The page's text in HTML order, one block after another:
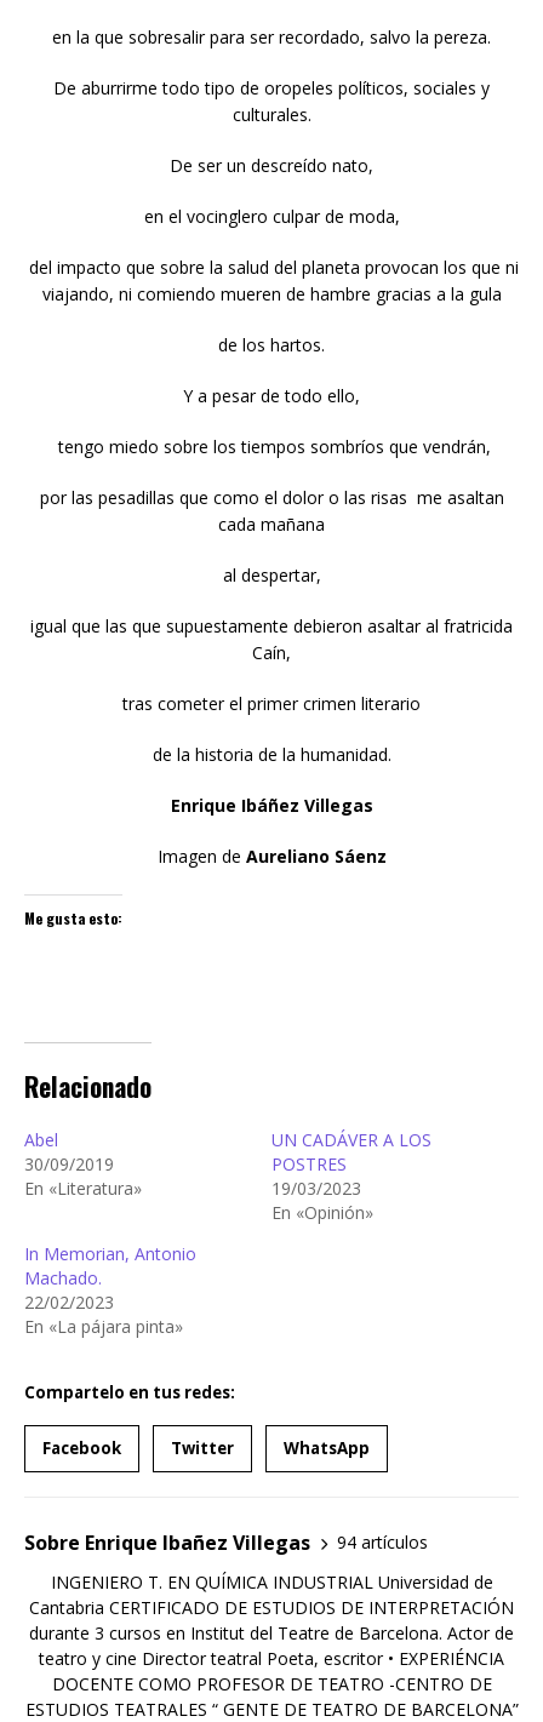
en la que sobresalir para ser recordado, salvo la pereza.
De aburrirme todo tipo de oropeles políticos, sociales y
culturales.
De ser un descreído nato,
en el vocinglero culpar de moda,
del impacto que sobre la salud del planeta provocan los que ni
viajando, ni comiendo mueren de hambre gracias a la gula
de los hartos.
Y a pesar de todo ello,
tengo miedo sobre los tiempos sombríos que vendrán,
por las pesadillas que como el dolor o las risas me asaltan
cada mañana
al despertar,
igual que las que supuestamente debieron asaltar al fratricida
Caín,
tras cometer el primer crimen literario
de la historia de la humanidad.
Enrique Ibáñez Villegas
Imagen de Aureliano Sáenz
Me gusta esto:
Relacionado
Abel
30/09/2019
En «Literatura»
UN CADÁVER A LOS
POSTRES
19/03/2023
En «Opinión»
In Memorian, Antonio
Machado.
22/02/2023
En «La pájara pinta»
Compartelo en tus redes:
Facebook Twitter WhatsApp
Sobre Enrique Ibañez Villegas
94 artículos
INGENIERO T. EN QUÍMICA INDUSTRIAL Universidad de
Cantabria CERTIFICADO DE ESTUDIOS DE INTERPRETACIÓN
durante 3 cursos en Institut del Teatre de Barcelona. Actor de
teatro y cine Director teatral Poeta, escritor • EXPERIÉNCIA
DOCENTE COMO PROFESOR DE TEATRO -CENTRO DE
ESTUDIOS TEATRALES “ GENTE DE TEATRO DE BARCELONA”